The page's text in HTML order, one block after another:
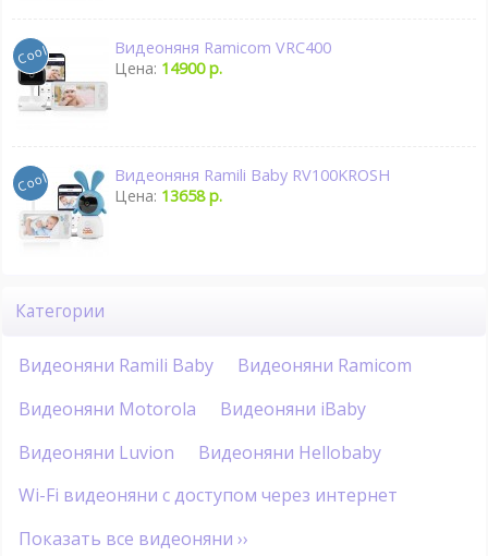
Видеоняня Ramicom VRC400
Цена: 14900 р.
Видеоняня Ramili Baby RV100KROSH
Цена: 13658 р.
Категории
Видеоняни Ramili Baby
Видеоняни Ramicom
Видеоняни Motorola
Видеоняни iBaby
Видеоняни Luvion
Видеоняни Hellobaby
Wi-Fi видеоняни с доступом через интернет
Показать все видеоняни ››